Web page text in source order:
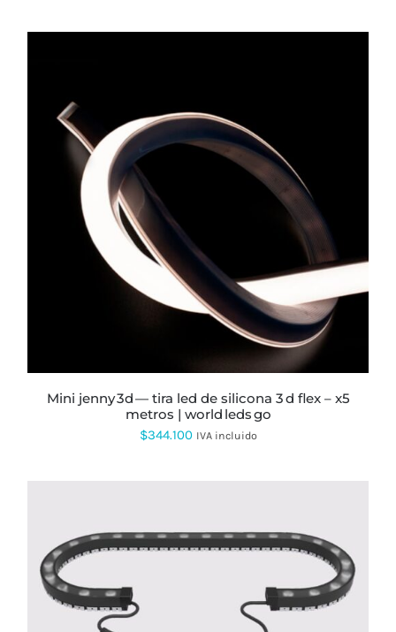
MÚLTIPLES
VARIANTES.
LAS
OPCIONES
SE
PUEDEN
PÁGINA
DE
PRODUCTO
mini jenny 3d — tira led de silicona 3 d flex – x5
metros | world leds go
$344.100 IVA incluido
PRODUCTO